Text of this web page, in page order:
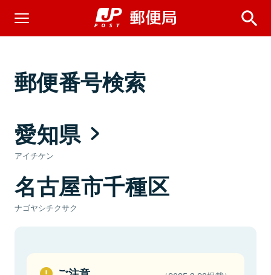
郵便番号検索
愛知県
アイチケン
名古屋市千種区
ナゴヤシチクサク